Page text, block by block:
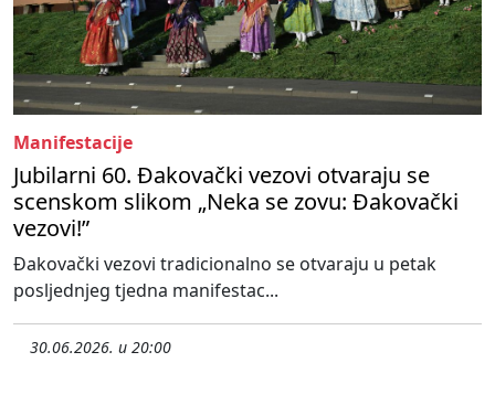
Manifestacije
Jubilarni 60. Đakovački vezovi otvaraju se
scenskom slikom „Neka se zovu: Đakovački
vezovi!”
Đakovački vezovi tradicionalno se otvaraju u petak
posljednjeg tjedna manifestac...
30.06.2026. u 20:00